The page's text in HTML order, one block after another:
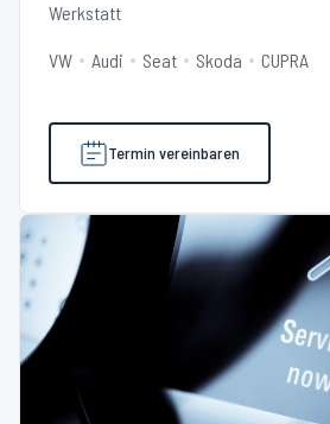
Werkstatt
VW Audi Seat Skoda CUPRA
Termin vereinbaren